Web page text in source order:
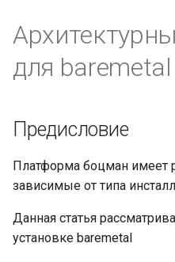
для baremetal
Предисловие
Платформа боцман имеет
зависимые от типа
Данная статья
установке baremetal